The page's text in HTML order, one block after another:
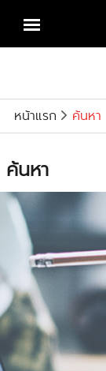
Open
หน้าแรก ค้นหา
ค้นหา